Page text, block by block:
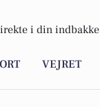
i din indbakke
VEJRET